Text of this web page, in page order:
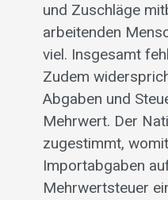
und Zuschläge
arbeitenden
viel. Insgesamt
Zudem
Abgaben und
Mehrwert. Der
zugestimmt,
Importabgaben
Mehrwertsteuer